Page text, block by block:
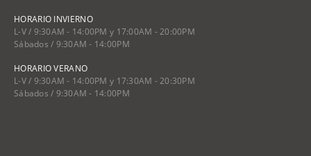
HORARIO INVIERNO
L-V / 9:30AM - 14:00PM y 17:00AM - 20:00PM
Sábados / 9:30AM - 14:00PM
HORARIO VERANO
L-V / 9:30AM - 14:00PM y 17:30AM - 20:30PM
Sábados / 9:30AM - 14:00PM